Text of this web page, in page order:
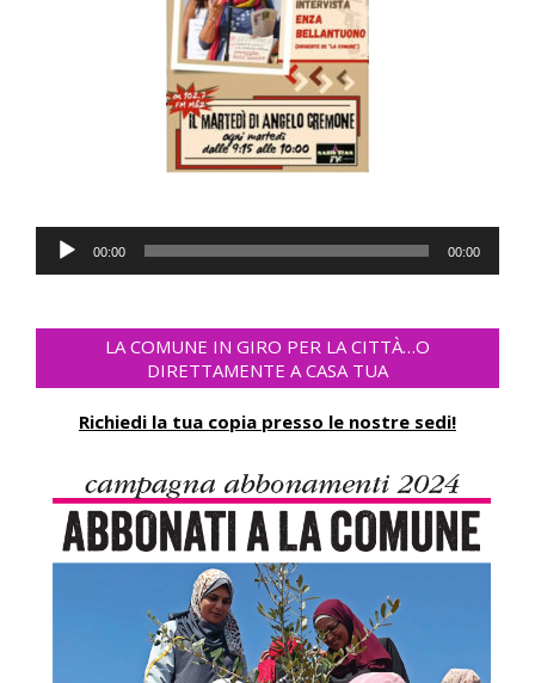
Reproductor
de
00:00 00:00
LA COMUNE IN GIRO PER LA CITTÀ…O
DIRETTAMENTE A CASA TUA
Richiedi la tua copia presso le nostre sedi!